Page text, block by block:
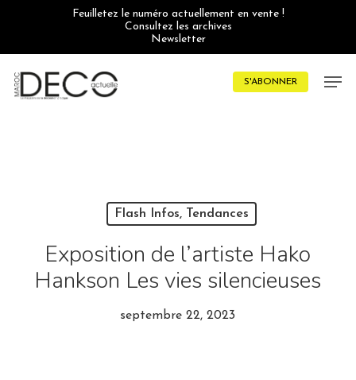
Feuilletez le numéro actuellement en vente !
Consultez les archives
Newsletter
S'ABONNER
Flash Infos, Tendances
Exposition de l’artiste Hako
Hankson Les vies silencieuses
septembre 22, 2023